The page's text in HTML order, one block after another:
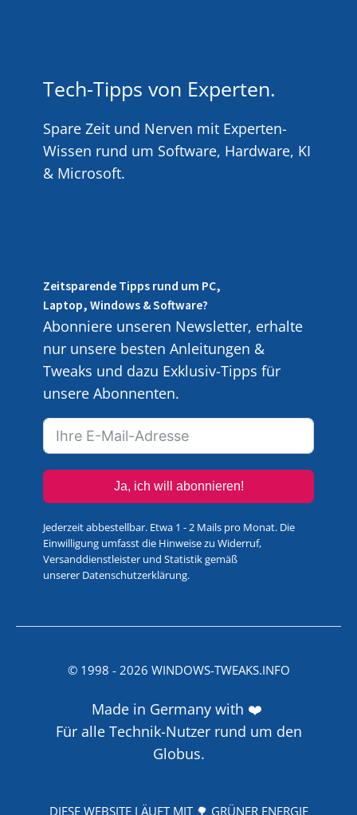
Tech-Tipps von Experten.
Spare Zeit und Nerven mit Experten-
Wissen rund um Software, Hardware, KI
& Microsoft.
Zeitsparende Tipps rund um PC,
Laptop, Windows & Software?
Abonniere unseren Newsletter, erhalte
nur unsere besten Anleitungen &
Tweaks und dazu Exklusiv-Tipps für
unsere Abonnenten.
Ja, ich will abonnieren!
Jederzeit abbestellbar. Etwa 1 - 2 Mails pro Monat. Die
Einwilligung umfasst die Hinweise zu Widerruf,
Versanddienstleister und Statistik gemäß
unserer Datenschutzerklärung.
© 1998 - 2026 WINDOWS-TWEAKS.INFO
Made in Germany with ❤️
Für alle Technik-Nutzer rund um den
Globus.
DIESE WEBSITE LÄUFT MIT 🌳 GRÜNER ENERGIE